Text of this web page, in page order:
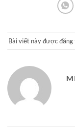
Bài viết này được đăng